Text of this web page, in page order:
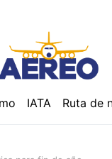
IATA Ruta de